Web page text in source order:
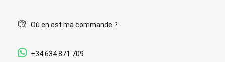
Où en est ma commande ?
+34 634 871 709